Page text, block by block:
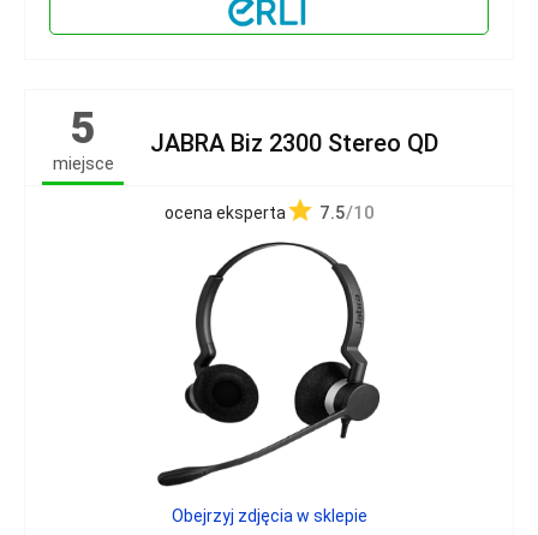
5
miejsce
JABRA Biz 2300 Stereo QD
ocena eksperta 7.5/10
Obejrzyj zdjęcia w sklepie